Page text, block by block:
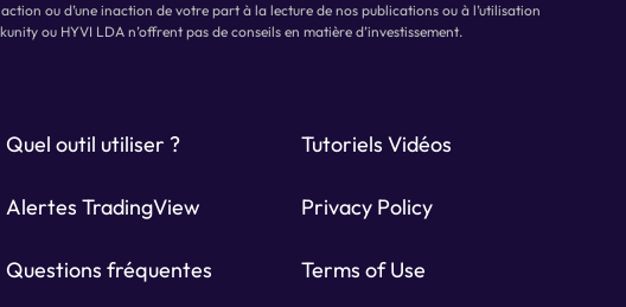
ou d’une inaction de votre part à la lecture de nos publications ou à l’utilisation
ou HYVI LDA n’offrent pas de conseils en matière d’investissement.
Quel outil utiliser ?
Alertes TradingView
Questions fréquentes
Tutoriels Vidéos
Privacy Policy
Terms of Use